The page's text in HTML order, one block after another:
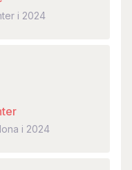
i 2024
i 2024